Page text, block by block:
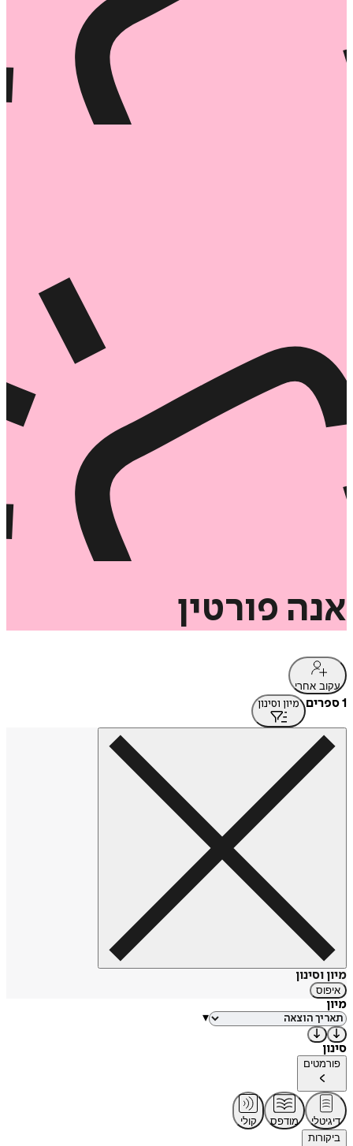
אנה פורטין
עקוב אחרי
1 ספרים מיון וסינון
מיון וסינון
איפוס
מיון
▾
סינון
פורמטים
דיגיטלי מודפס
קולי
ביקורות